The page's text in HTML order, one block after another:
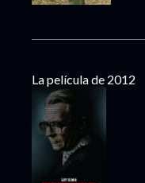
La película de 2012